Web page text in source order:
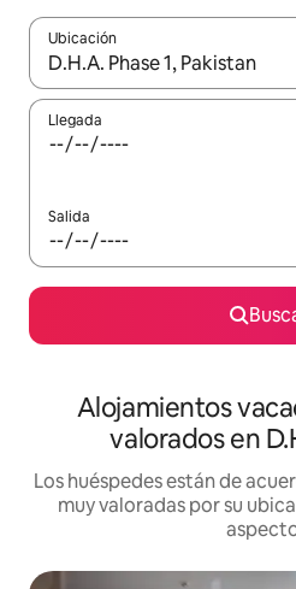
Ubicación
Cuando los resultados estén
Llegada
Salida
Alojamientos
valorados en
Los huéspedes están de
muy valoradas por su